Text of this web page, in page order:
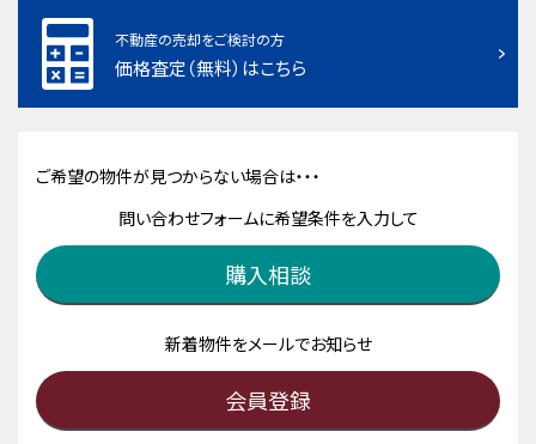
不動産の売却をご検討の方
価格査定（無料）はこちら
ご希望の物件が見つからない場合は・・・
問い合わせフォームに希望条件を入力して
購入相談
新着物件をメールでお知らせ
会員登録